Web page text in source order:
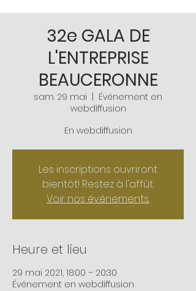
32e GALA DE
L'ENTREPRISE
BEAUCERONNE
sam. 29 mai
Événement en
webdiffusion
Les inscriptions ouvriront
bientôt! Restez à l'affût.
Voir nos événements.
Heure et lieu
29 mai 2021, 18:00 – 20:30
Événement en webdiffusion